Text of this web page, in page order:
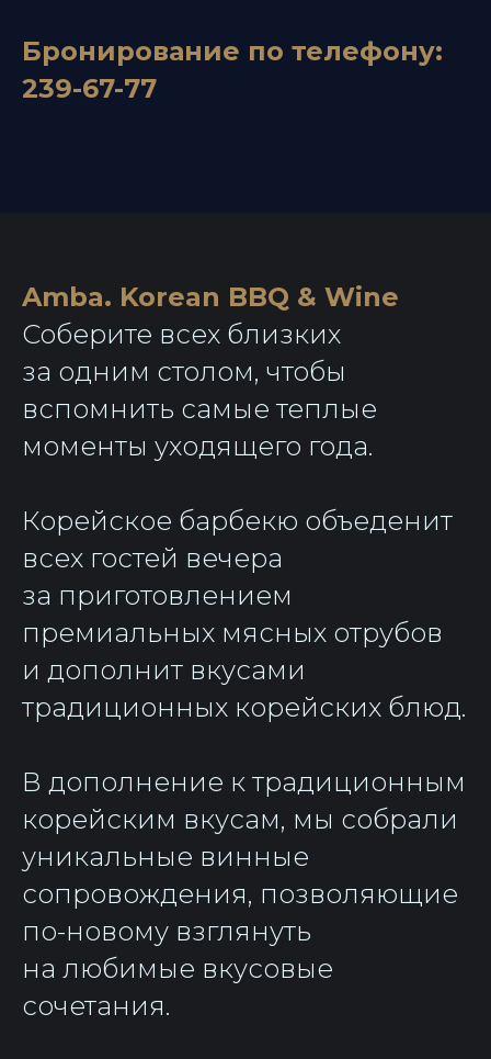
Бронирование по телефону:
239-67-77
Amba. Korean BBQ & Wine
Соберите всех близких
за одним столом, чтобы
вспомнить самые теплые
моменты уходящего года.
Корейское барбекю объеденит
всех гостей вечера
за приготовлением
премиальных мясных отрубов
и дополнит вкусами
традиционных корейских блюд.
В дополнение к традиционным
корейским вкусам, мы собрали
уникальные винные
сопровождения, позволяющие
по-новому взглянуть
на любимые вкусовые
сочетания.